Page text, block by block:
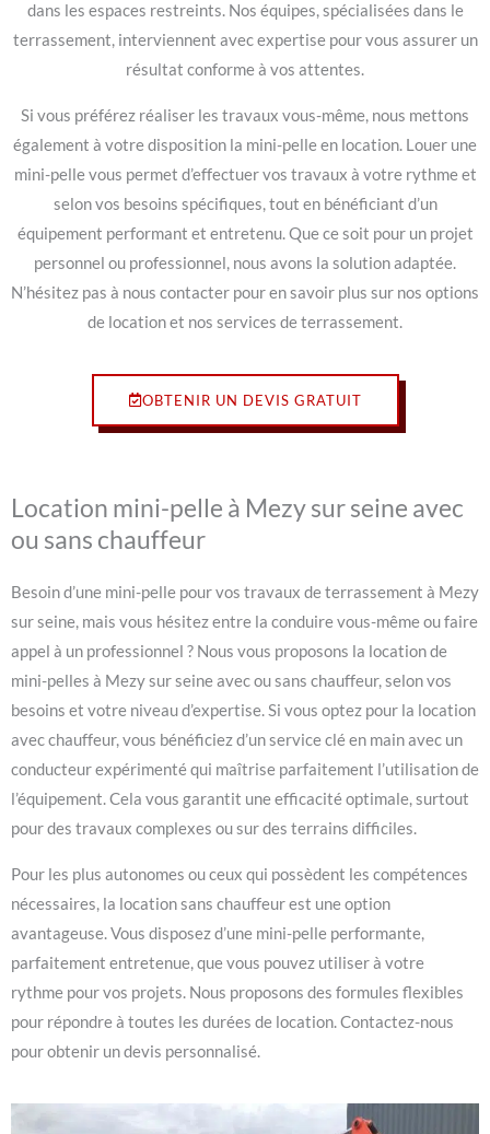
dans les espaces restreints. Nos équipes, spécialisées dans le
terrassement, interviennent avec expertise pour vous assurer un
résultat conforme à vos attentes.
Si vous préférez réaliser les travaux vous-même, nous mettons
également à votre disposition la mini-pelle en location. Louer une
mini-pelle vous permet d’effectuer vos travaux à votre rythme et
selon vos besoins spécifiques, tout en bénéficiant d’un
équipement performant et entretenu. Que ce soit pour un projet
personnel ou professionnel, nous avons la solution adaptée.
N’hésitez pas à nous contacter pour en savoir plus sur nos options
de location et nos services de terrassement.
OBTENIR UN DEVIS GRATUIT
Location mini-pelle à Mezy sur seine avec
ou sans chauffeur
Besoin d’une mini-pelle pour vos travaux de terrassement à Mezy
sur seine, mais vous hésitez entre la conduire vous-même ou faire
appel à un professionnel ? Nous vous proposons la location de
mini-pelles à Mezy sur seine avec ou sans chauffeur, selon vos
besoins et votre niveau d’expertise. Si vous optez pour la location
avec chauffeur, vous bénéficiez d’un service clé en main avec un
conducteur expérimenté qui maîtrise parfaitement l’utilisation de
l’équipement. Cela vous garantit une efficacité optimale, surtout
pour des travaux complexes ou sur des terrains difficiles.
Pour les plus autonomes ou ceux qui possèdent les compétences
nécessaires, la location sans chauffeur est une option
avantageuse. Vous disposez d’une mini-pelle performante,
parfaitement entretenue, que vous pouvez utiliser à votre
rythme pour vos projets. Nous proposons des formules flexibles
pour répondre à toutes les durées de location. Contactez-nous
pour obtenir un devis personnalisé.